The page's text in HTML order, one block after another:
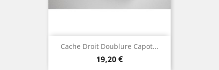
Cache Droit Doublure Capot...
Prix
19,20 €